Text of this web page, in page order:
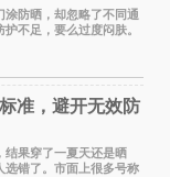
防晒，却忽略了不同通
不足，要么过度闷肤。
准，避开无效防
果穿了一夏天还是晒
选错了。市面上很多号称